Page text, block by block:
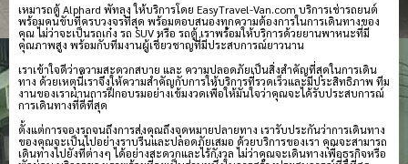
เหมารถตู้ Alphard พัทลุง ให้บริการโดย EasyTravel-Van.com บริการเช่ารถยนต์
พร้อมคนขับที่ครบวงจรที่สุด พร้อมตอบสนองทุกความต้องการในการเดินทางของ
คุณ ไม่ว่าจะเป็นรถเก๋ง รถ SUV หรือ รถตู้ เราพร้อมให้บริการด้วยยานพาหนะที่มี
คุณภาพสูง พร้อมกับทีมงานผู้เชี่ยวชาญที่มีประสบการณ์ยาวนาน
เราเข้าใจดีว่าความสะดวกสบาย และ ความปลอดภัยเป็นสิ่งสำคัญที่สุดในการเดิน
ทาง ด้วยเหตุนี้เราจึงให้ความสำคัญกับการให้บริการที่รวดเร็วและมีประสิทธิภาพ ทีม
งานของเราผ่านการฝึกอบรมอย่างเข้มงวดเพื่อให้มั่นใจว่าคุณจะได้รับประสบการณ์
การเดินทางที่ดีที่สุด
ตั้งแต่การจองรถจนถึงการส่งคุณถึงจุดหมายปลายทาง เรารับประกันว่าการเดินทาง
ของคุณจะเป็นไปอย่างราบรื่นและปลอดภัยเสมอ ด้วยบริการของเรา คุณจะสามารถ
เดินทางไปยังที่ต่างๆ ได้อย่างสะดวกและไร้กังวล ไม่ว่าคุณจะเดินทางเพื่อธุรกิจหรือ